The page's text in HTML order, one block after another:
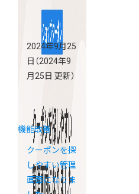
2024年9月25
日 （2024年9
月25日 更新）
機能改善
クーポンを探
しやすい管理
画面になりま